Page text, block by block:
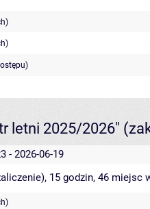
letni 2025/2026"
- 2026-06-19
15 godzin, 46 miejsc